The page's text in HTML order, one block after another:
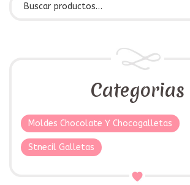
Categorias
Moldes Chocolate Y Chocogalletas
Stnecil Galletas